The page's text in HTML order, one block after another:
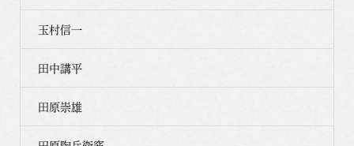
玉村信一
田中講平
田原崇雄